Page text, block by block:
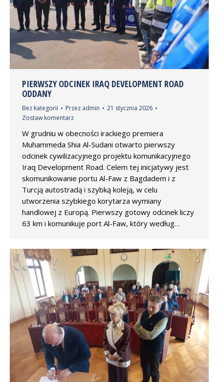
PIERWSZY ODCINEK IRAQ DEVELOPMENT ROAD
ODDANY
Bez kategorii Przez admin
21 stycznia 2026
Zostaw komentarz
W grudniu w obecności irackiego premiera
Muhammeda Shia Al-Sudani otwarto pierwszy
odcinek cywilizacyjnego projektu komunikacyjnego
Iraq Development Road. Celem tej inicjatywy jest
skomunikowanie portu Al-Faw z Bagdadem i z
Turcją autostradą i szybką koleją, w celu
utworzenia szybkiego korytarza wymiany
handlowej z Europą. Pierwszy gotowy odcinek liczy
63 km i komunikuje port Al-Faw, który według…